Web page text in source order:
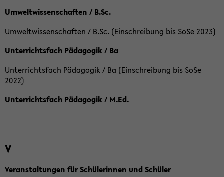
Umweltwissenschaften / B.Sc.
Umweltwissenschaften / B.Sc. (Einschreibung bis SoSe 2023)
Unterrichtsfach Pädagogik / Ba
Unterrichtsfach Pädagogik / Ba (Einschreibung bis SoSe
2022)
Unterrichtsfach Pädagogik / M.Ed.
V
Veranstaltungen für Schülerinnen und Schüler